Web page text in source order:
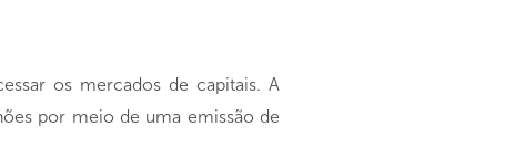
os mercados de capitais. A
por meio de uma emissão de